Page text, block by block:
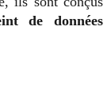
de données